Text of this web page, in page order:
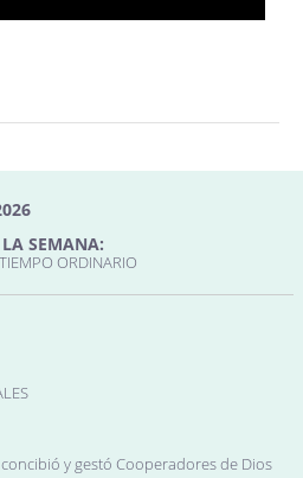
SEMANA:
ORDINARIO
y gestó Cooperadores de Dios